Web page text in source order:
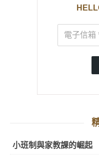
小班制與家教課的崛起